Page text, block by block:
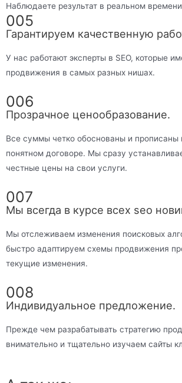
Наблюдаете результат в реальном
005
Гарантируем качественную
У нас работают эксперты в SEO, которые
продвижения в самых разных нишах.
006
Прозрачное ценообразование.
Все суммы четко обоснованы и прописаны
понятном договоре. Мы сразу
честные цены на свои услуги.
007
Мы всегда в курсе всех seo
Мы отслеживаем изменения поисковых
быстро адаптируем схемы продвижения
текущие изменения.
008
Индивидуальное предложение.
Прежде чем разрабатывать стратегию
внимательно и тщательно изучаем сайты